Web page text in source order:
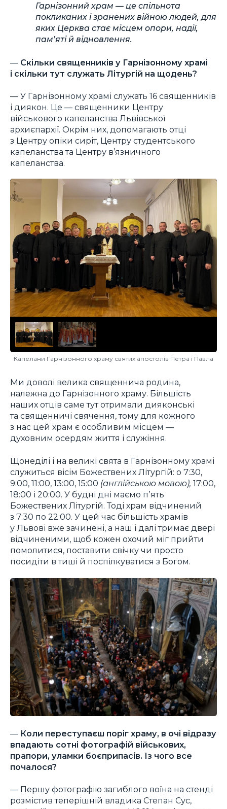
Гарнізонний храм — це спільнота
покликаних і зранених війною людей, для
яких Церква стає місцем опори, надії,
памʼяті й відновлення.
— Скільки священників у Гарнізонному храмі
і скільки тут служать Літургій на щодень?
— У Гарнізонному храмі служать 16 священників
і диякон. Це — священники Центру
військового капеланства Львівської
архиєпархії. Окрім них, допомагають отці
з Центру опіки сиріт, Центру студентського
капеланства та Центру в’язничного
капеланства.
Капелани Гарнізонного храму святих апостолів Петра і Павла
Ми доволі велика священнича родина,
належна до Гарнізонного храму. Більшість
наших отців саме тут отримали дияконські
та священничі свячення, тому для кожного
з нас цей храм є особливим місцем —
духовним осердям життя і служіння.
Щонеділі і на великі свята в Гарнізонному храмі
служиться вісім Божествених Літургій: о 7:30,
9:00, 11:00, 13:00, 15:00 (англійською мовою), 17:00,
18:00 і 20:00. У будні дні маємо пʼять
Божествених Літургій. Тоді храм відчинений
з 7:30 по 22:00. У цей час більшість храмів
у Львові вже зачинені, а наш і далі тримає двері
відчиненими, щоб кожен охочий міг прийти
помолитися, поставити свічку чи просто
посидіти в тиші й поспілкуватися з Богом.
— Коли переступаєш поріг храму, в очі відразу
впадають сотні фотографій військових,
прапори, уламки боєприпасів. Із чого все
почалося?
— Першу фотографію загиблого воїна на стенді
розмістив теперішній владика Степан Сус,